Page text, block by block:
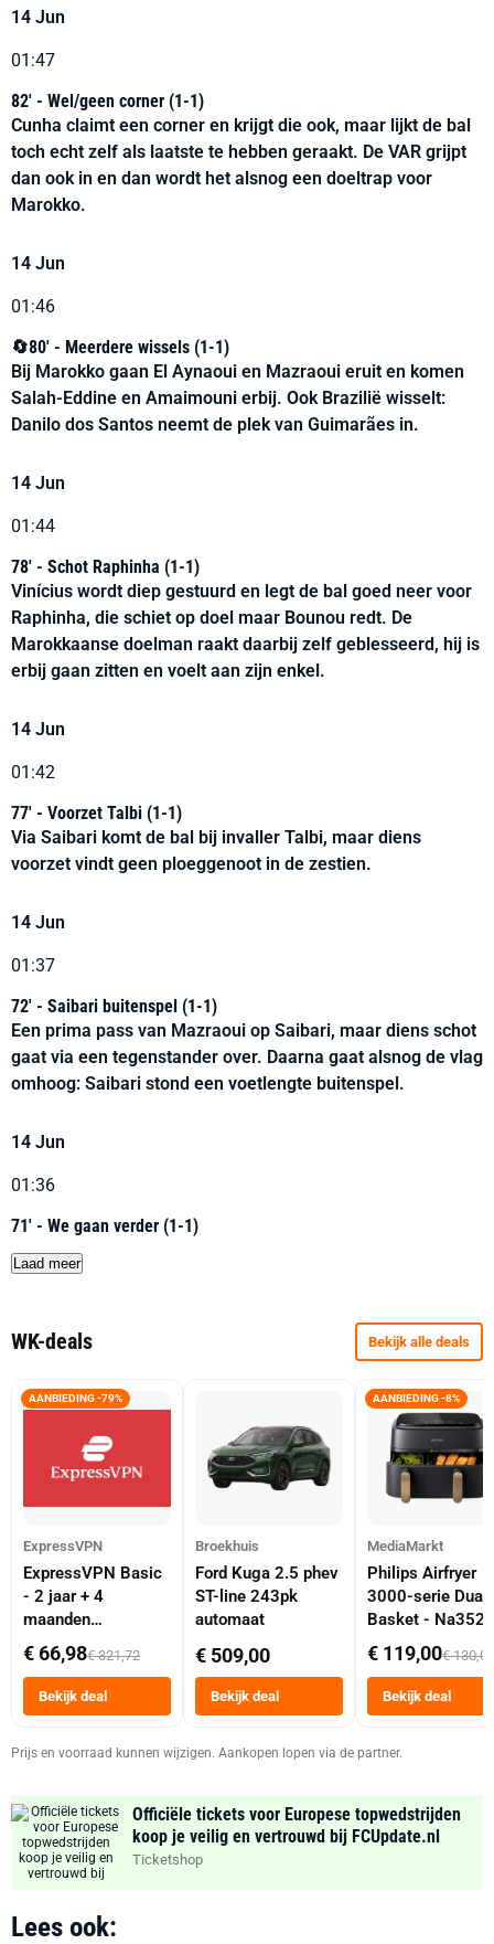
14 Jun
01:47
82' - Wel/geen corner (1-1)
Cunha claimt een corner en krijgt die ook, maar lijkt de bal
toch echt zelf als laatste te hebben geraakt. De VAR grijpt
dan ook in en dan wordt het alsnog een doeltrap voor
Marokko.
14 Jun
01:46
🔄80' - Meerdere wissels (1-1)
Bij Marokko gaan El Aynaoui en Mazraoui eruit en komen
Salah-Eddine en Amaimouni erbij. Ook Brazilië wisselt:
Danilo dos Santos neemt de plek van Guimarães in.
14 Jun
01:44
78' - Schot Raphinha (1-1)
Vinícius wordt diep gestuurd en legt de bal goed neer voor
Raphinha, die schiet op doel maar Bounou redt. De
Marokkaanse doelman raakt daarbij zelf geblesseerd, hij is
erbij gaan zitten en voelt aan zijn enkel.
14 Jun
01:42
77' - Voorzet Talbi (1-1)
Via Saibari komt de bal bij invaller Talbi, maar diens
voorzet vindt geen ploeggenoot in de zestien.
14 Jun
01:37
72' - Saibari buitenspel (1-1)
Een prima pass van Mazraoui op Saibari, maar diens schot
gaat via een tegenstander over. Daarna gaat alsnog de vlag
omhoog: Saibari stond een voetlengte buitenspel.
14 Jun
01:36
71' - We gaan verder (1-1)
Laad meer
WK-deals Bekijk alle deals
AANBIEDING -79%
ExpressVPN
ExpressVPN Basic
- 2 jaar + 4
maanden
abonnement
€ 66,98€ 321,72
Bekijk deal
Broekhuis
Ford Kuga 2.5 phev
ST-line 243pk
automaat
€ 509,00
Bekijk deal
AANBIEDING -8%
MediaMarkt
Philips Airfryer
3000-serie Dual
Basket -
Dubbele Mand 9
Tot 6 Personen
Heteluchtfriteuse
Zwart
€ 119,00€ 130,00
Bekijk deal
Prijs en voorraad kunnen wijzigen. Aankopen lopen via de partner.
Officiële tickets voor Europese topwedstrijden
koop je veilig en vertrouwd bij FCUpdate.nl
Ticketshop
Lees ook: